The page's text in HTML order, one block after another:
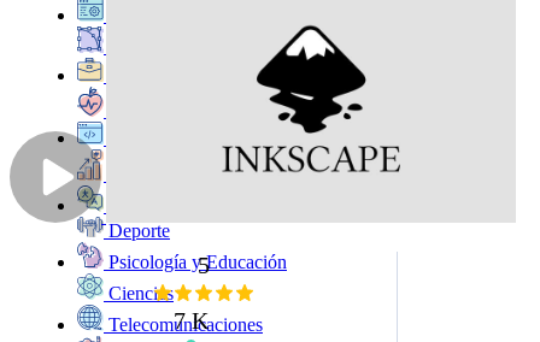
Deporte
Psicología y Educación
Ciencias
Telecomunicaciones
5
7 K